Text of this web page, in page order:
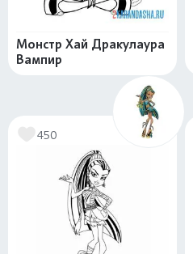
Монстр Хай Дракулаура
Вампир
450